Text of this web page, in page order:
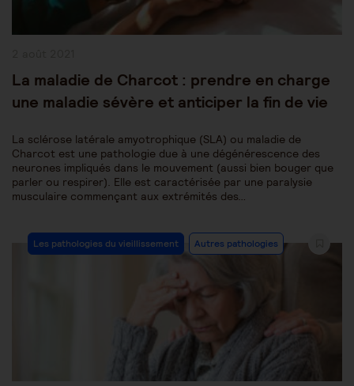
La maladie de Charcot : prendre en charge
une maladie sévère et anticiper la fin de vie
La sclérose latérale amyotrophique (SLA) ou maladie de
Charcot est une pathologie due à une dégénérescence des
neurones impliqués dans le mouvement (aussi bien bouger que
parler ou respirer). Elle est caractérisée par une paralysie
musculaire commençant aux extrémités des…
Post
Category:
Les pathologies du vieillissement Autres pathologies